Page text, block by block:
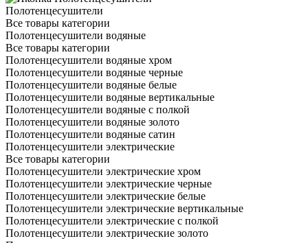
Полотенцесушители
Все товары категории
Полотенцесушители водяные
Все товары категории
Полотенцесушители водяные хром
Полотенцесушители водяные черные
Полотенцесушители водяные белые
Полотенцесушители водяные вертикальные
Полотенцесушители водяные с полкой
Полотенцесушители водяные золото
Полотенцесушители водяные сатин
Полотенцесушители электрические
Все товары категории
Полотенцесушители электрические хром
Полотенцесушители электрические черные
Полотенцесушители электрические белые
Полотенцесушители электрические вертикальные
Полотенцесушители электрические с полкой
Полотенцесушители электрические золото